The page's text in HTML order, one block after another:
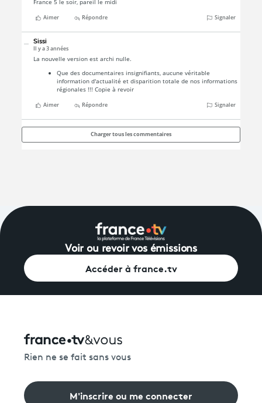
Voir ou revoir vos émissions
Accéder à france.tv
Rien ne se fait sans vous
M'inscrire ou me connecter